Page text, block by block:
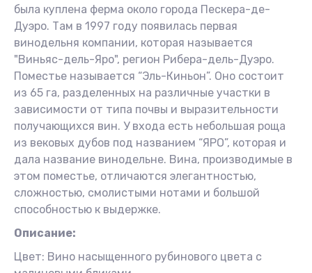
была куплена ферма около города Пескера-де-
Дуэро. Там в 1997 году появилась первая
винодельня компании, которая называется
"Виньяс-дель-Яро", регион Рибера-дель-Дуэро.
Поместье называется “Эль-Киньон”. Оно состоит
из 65 га, разделенных на различные участки в
зависимости от типа почвы и выразительности
получающихся вин. У входа есть небольшая роща
из вековых дубов под названием “ЯРО”, которая и
дала название винодельне. Вина, производимые в
этом поместье, отличаются элегантностью,
сложностью, смолистыми нотами и большой
способностью к выдержке.
Описание:
Цвет: Вино насыщенного рубинового цвета с